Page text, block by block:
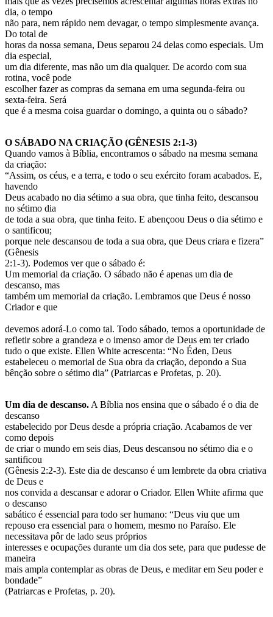
dia, o tempo
não para, nem rápido nem devagar, o tempo simplesmente avança.
Do total de
horas da nossa semana, Deus separou 24 delas como especiais. Um
dia especial,
um dia diferente, mas não um dia qualquer. De acordo com sua
rotina, você pode
escolher fazer as compras da semana em uma segunda-feira ou
sexta-feira. Será
que é a mesma coisa guardar o domingo, a quinta ou o sábado?
O SÁBADO NA CRIAÇÃO (GÊNESIS 2:1-3)
Quando vamos à Bíblia, encontramos o sábado na mesma semana
da criação:
“Assim, os céus, e a terra, e todo o seu exército foram acabados. E,
havendo
Deus acabado no dia sétimo a sua obra, que tinha feito, descansou
no sétimo dia
de toda a sua obra, que tinha feito. E abençoou Deus o dia sétimo e
o santificou;
porque nele descansou de toda a sua obra, que Deus criara e fizera”
(Gênesis
2:1-3). Podemos ver que o sábado é:
Um memorial da criação. O sábado não é apenas um dia de
descanso, mas
também um memorial da criação. Lembramos que Deus é nosso
Criador e que
devemos adorá-Lo como tal. Todo sábado, temos a oportunidade de
refletir sobre a grandeza e o imenso amor de Deus em ter criado
tudo o que existe. Ellen White acrescenta: “No Éden, Deus
estabeleceu o memorial de Sua obra da criação, depondo a Sua
bênção sobre o sétimo dia” (Patriarcas e Profetas, p. 20).
Um dia de descanso. A Bíblia nos ensina que o sábado é o dia de
descanso
estabelecido por Deus desde a própria criação. Acabamos de ver
como depois
de criar o mundo em seis dias, Deus descansou no sétimo dia e o
santificou
(Gênesis 2:2-3). Este dia de descanso é um lembrete da obra criativa
de Deus e
nos convida a descansar e adorar o Criador. Ellen White afirma que
o descanso
sabático é essencial para todo ser humano: “Deus viu que um
repouso era essencial para o homem, mesmo no Paraíso. Ele
necessitava pôr de lado seus próprios
interesses e ocupações durante um dia dos sete, para que pudesse de
maneira
mais ampla contemplar as obras de Deus, e meditar em Seu poder e
bondade”
(Patriarcas e Profetas, p. 20).